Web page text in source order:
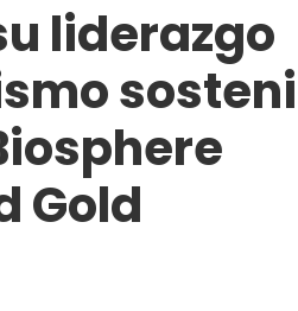
liderazgo
Gold